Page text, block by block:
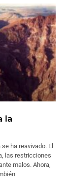
la
ha reavivado. El
las restricciones
malos. Ahora,